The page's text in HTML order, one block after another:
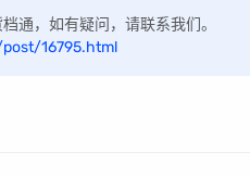
，如有疑问，请联系我们。
16795.html